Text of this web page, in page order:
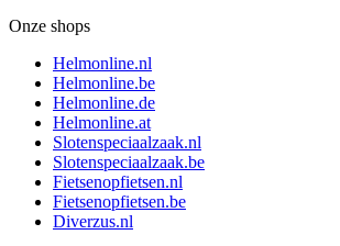
Onze shops
Helmonline.nl
Helmonline.be
Helmonline.de
Helmonline.at
Slotenspeciaalzaak.nl
Slotenspeciaalzaak.be
Fietsenopfietsen.nl
Fietsenopfietsen.be
Diverzus.nl